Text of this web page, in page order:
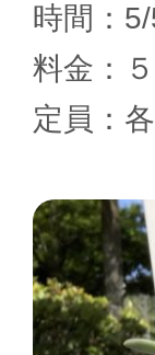
時間：
料金：
定員：